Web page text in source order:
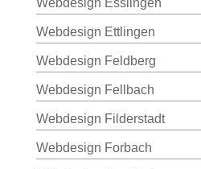
Webdesign Esslingen
Webdesign Ettlingen
Webdesign Feldberg
Webdesign Fellbach
Webdesign Filderstadt
Webdesign Forbach